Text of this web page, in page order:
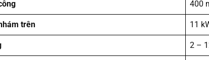
400
trên 11
2 –